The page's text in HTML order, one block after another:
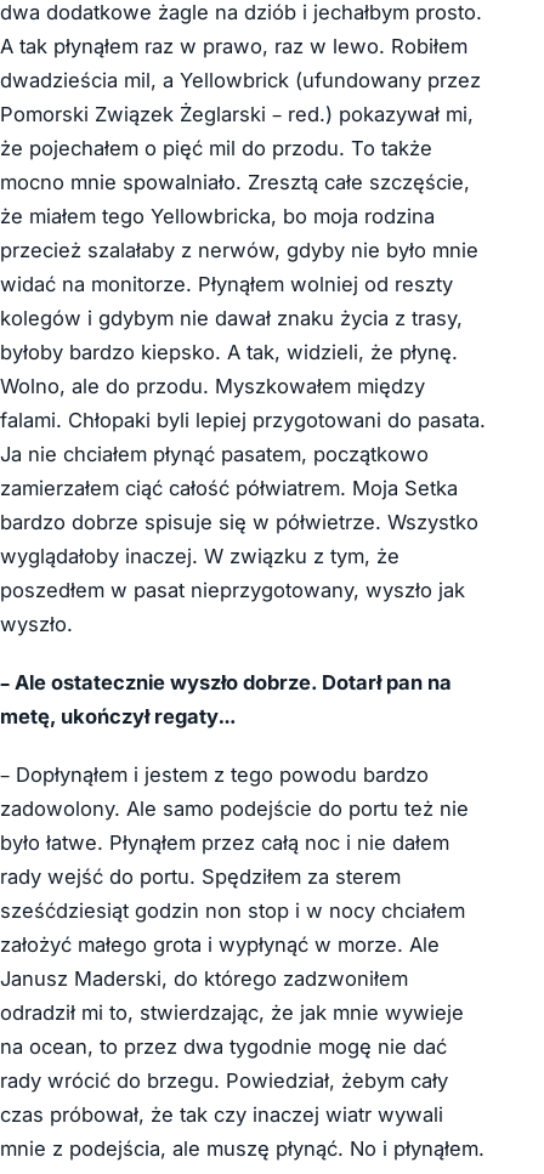
dwa dodatkowe żagle na dziób i jechałbym prosto.
A tak płynąłem raz w prawo, raz w lewo. Robiłem
dwadzieścia mil, a Yellowbrick (ufundowany przez
Pomorski Związek Żeglarski – red.) pokazywał mi,
że pojechałem o pięć mil do przodu. To także
mocno mnie spowalniało. Zresztą całe szczęście,
że miałem tego Yellowbricka, bo moja rodzina
przecież szalałaby z nerwów, gdyby nie było mnie
widać na monitorze. Płynąłem wolniej od reszty
kolegów i gdybym nie dawał znaku życia z trasy,
byłoby bardzo kiepsko. A tak, widzieli, że płynę.
Wolno, ale do przodu. Myszkowałem między
falami. Chłopaki byli lepiej przygotowani do pasata.
Ja nie chciałem płynąć pasatem, początkowo
zamierzałem ciąć całość półwiatrem. Moja Setka
bardzo dobrze spisuje się w półwietrze. Wszystko
wyglądałoby inaczej. W związku z tym, że
poszedłem w pasat nieprzygotowany, wyszło jak
wyszło.
– Ale ostatecznie wyszło dobrze. Dotarł pan na
metę, ukończył regaty…
– Dopłynąłem i jestem z tego powodu bardzo
zadowolony. Ale samo podejście do portu też nie
było łatwe. Płynąłem przez całą noc i nie dałem
rady wejść do portu. Spędziłem za sterem
sześćdziesiąt godzin non stop i w nocy chciałem
założyć małego grota i wypłynąć w morze. Ale
Janusz Maderski, do którego zadzwoniłem
odradził mi to, stwierdzając, że jak mnie wywieje
na ocean, to przez dwa tygodnie mogę nie dać
rady wrócić do brzegu. Powiedział, żebym cały
czas próbował, że tak czy inaczej wiatr wywali
mnie z podejścia, ale muszę płynąć. No i płynąłem.